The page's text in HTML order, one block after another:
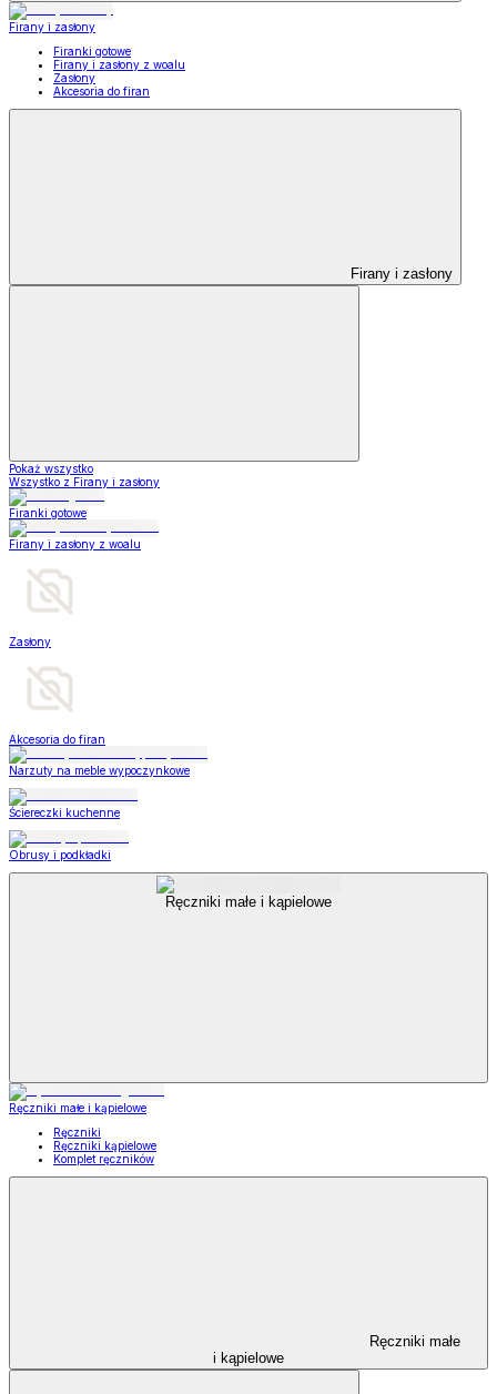
Firany i zasłony
Firanki gotowe
Firany i zasłony z woalu
Zasłony
Akcesoria do firan
Firany i zasłony
Pokaż wszystko
Wszystko z Firany i zasłony
Firanki gotowe
Firany i zasłony z woalu
Zasłony
Akcesoria do firan
Narzuty na meble wypoczynkowe
Ściereczki kuchenne
Obrusy i podkładki
Ręczniki małe i kąpielowe
Ręczniki małe i kąpielowe
Ręczniki
Ręczniki kąpielowe
Komplet ręczników
Ręczniki małe
i kąpielowe